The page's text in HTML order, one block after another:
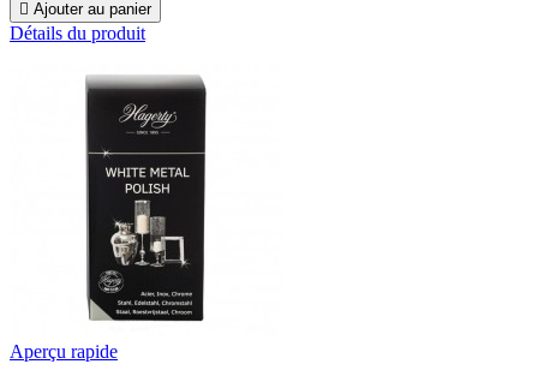
 Ajouter au panier
Détails du produit
Aperçu rapide